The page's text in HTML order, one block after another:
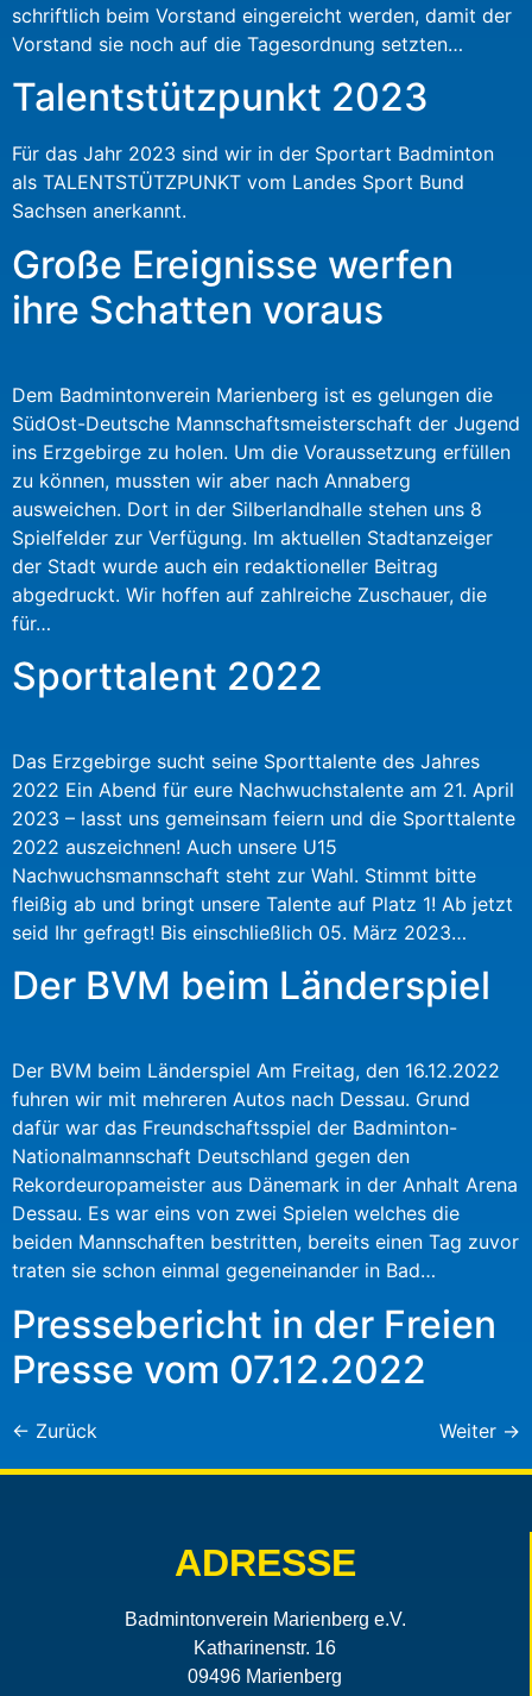
schriftlich beim Vorstand eingereicht werden, damit der
Vorstand sie noch auf die Tagesordnung setzten…
Talentstützpunkt 2023
Für das Jahr 2023 sind wir in der Sportart Badminton
als TALENTSTÜTZPUNKT vom Landes Sport Bund
Sachsen anerkannt.
Große Ereignisse werfen
ihre Schatten voraus
Dem Badmintonverein Marienberg ist es gelungen die
SüdOst-Deutsche Mannschaftsmeisterschaft der Jugend
ins Erzgebirge zu holen. Um die Voraussetzung erfüllen
zu können, mussten wir aber nach Annaberg
ausweichen. Dort in der Silberlandhalle stehen uns 8
Spielfelder zur Verfügung. Im aktuellen Stadtanzeiger
der Stadt wurde auch ein redaktioneller Beitrag
abgedruckt. Wir hoffen auf zahlreiche Zuschauer, die
für…
Sporttalent 2022
Das Erzgebirge sucht seine Sporttalente des Jahres
2022 Ein Abend für eure Nachwuchstalente am 21. April
2023 – lasst uns gemeinsam feiern und die Sporttalente
2022 auszeichnen! Auch unsere U15
Nachwuchsmannschaft steht zur Wahl. Stimmt bitte
fleißig ab und bringt unsere Talente auf Platz 1! Ab jetzt
seid Ihr gefragt! Bis einschließlich 05. März 2023…
Der BVM beim Länderspiel
Der BVM beim Länderspiel Am Freitag, den 16.12.2022
fuhren wir mit mehreren Autos nach Dessau. Grund
dafür war das Freundschaftsspiel der Badminton-
Nationalmannschaft Deutschland gegen den
Rekordeuropameister aus Dänemark in der Anhalt Arena
Dessau. Es war eins von zwei Spielen welches die
beiden Mannschaften bestritten, bereits einen Tag zuvor
traten sie schon einmal gegeneinander in Bad…
Pressebericht in der Freien
Presse vom 07.12.2022
← Zurück Weiter →
ADRESSE
Badmintonverein Marienberg e.V.
Katharinenstr. 16
09496 Marienberg